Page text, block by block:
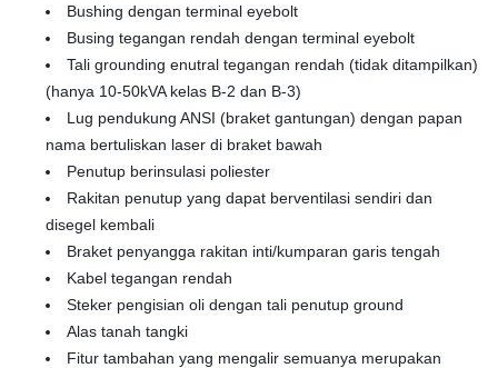
Bushing dengan terminal eyebolt
Busing tegangan rendah dengan terminal eyebolt
Tali grounding enutral tegangan rendah (tidak ditampilkan)
(hanya 10-50kVA kelas B-2 dan B-3)
Lug pendukung ANSI (braket gantungan) dengan papan
nama bertuliskan laser di braket bawah
Penutup berinsulasi poliester
Rakitan penutup yang dapat berventilasi sendiri dan
disegel kembali
Braket penyangga rakitan inti/kumparan garis tengah
Kabel tegangan rendah
Steker pengisian oli dengan tali penutup ground
Alas tanah tangki
Fitur tambahan yang mengalir semuanya merupakan